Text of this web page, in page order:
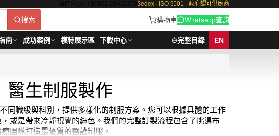
澳門分公司: 00853-28410350 Sedex · ISO 9001 · 政府認可供應商
搜索 購物車 Whatsapp查詢
南 成功案例 模特展示區 下載中心 完整目錄 EN
醫生制服製作
同職級與科別，提供多樣化的制服方案。您可以根據具體的工作
或是帶來冷靜視覺的綠色。我們的完整訂製流程包含了挑選布
團隊打造最優質的醫護制服。